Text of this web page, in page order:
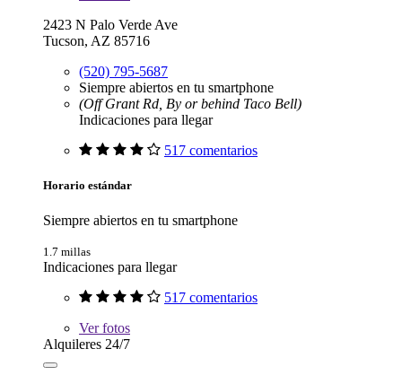
2423 N Palo Verde Ave
Tucson, AZ 85716
(520) 795-5687
Siempre abiertos en tu smartphone
(Off Grant Rd, By or behind Taco Bell)
Indicaciones para llegar
517 comentarios
Horario estándar
Siempre abiertos en tu smartphone
1.7 millas
Indicaciones para llegar
517 comentarios
Verfotos
Alquileres 24/7